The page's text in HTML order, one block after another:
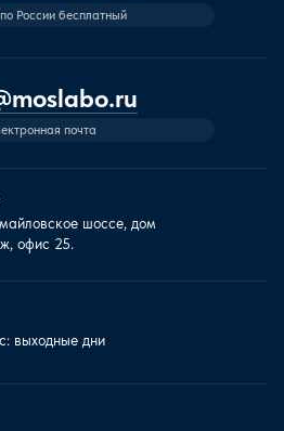
России бесплатный
почта
шоссе, дом
офис 25.
выходные дни